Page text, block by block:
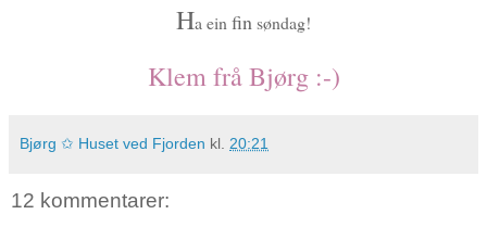
Ha ein finsøndag!
Klem frå Bjørg :-)
Bjørg ✩ Huset ved Fjorden kl. 20:21
12 kommentarer: